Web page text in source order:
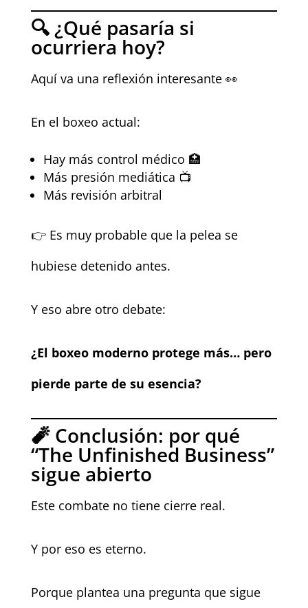
🔍 ¿Qué pasaría si
ocurriera hoy?
Aquí va una reflexión interesante 👀
En el boxeo actual:
Hay más control médico 🏥
Más presión mediática 📺
Más revisión arbitral
👉 Es muy probable que la pelea se
hubiese detenido antes.
Y eso abre otro debate:
¿El boxeo moderno protege más… pero
pierde parte de su esencia?
🧨 Conclusión: por qué
“The Unfinished Business”
sigue abierto
Este combate no tiene cierre real.
Y por eso es eterno.
Porque plantea una pregunta que sigue